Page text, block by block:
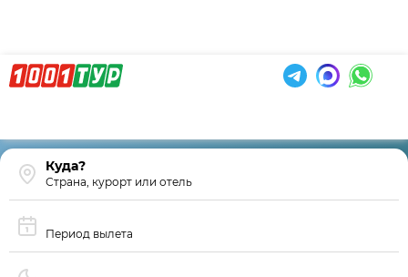
Страна, курорт или отель
Период вылета